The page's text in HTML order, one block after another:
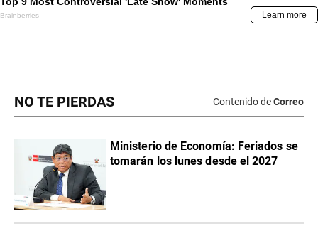
NO TE PIERDAS Contenido deCorreo
Ministerio de Economía: Feriados se
tomarán los lunes desde el 2027